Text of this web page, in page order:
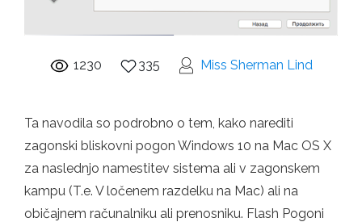
1230 335 Miss Sherman Lind
Ta navodila so podrobno o tem, kako narediti
zagonski bliskovni pogon Windows 10 na Mac OS X
za naslednjo namestitev sistema ali v zagonskem
kampu (T.e. V ločenem razdelku na Mac) ali na
običajnem računalniku ali prenosniku. Flash Pogoni